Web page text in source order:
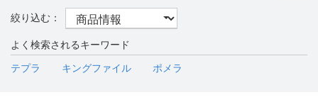
よく検索されるキーワード
テプラ キングファイル ポメラ